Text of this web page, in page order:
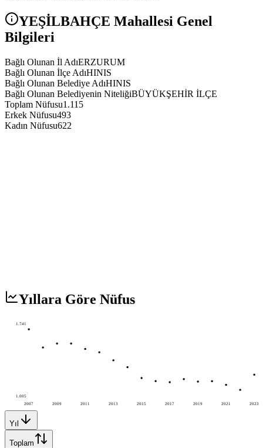
YEŞİLBAHÇE Mahallesi Genel
Bilgileri
Bağlı Olunan İl AdıERZURUM
Bağlı Olunan İlçe AdıHINIS
Bağlı Olunan Belediye AdıHINIS
Bağlı Olunan Belediyenin NiteliğiBÜYÜKŞEHİR İLÇE
Toplam Nüfusu1.115
Erkek Nüfusu493
Kadın Nüfusu622
Yıllara Göre Nüfus
2007 2009 2011 2013 2015 2017 2019 2021 2023
1.741
1.005
Yıl
Toplam